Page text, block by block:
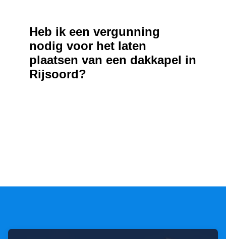
Heb ik een vergunning
nodig voor het laten
plaatsen van een dakkapel in
Rijsoord?